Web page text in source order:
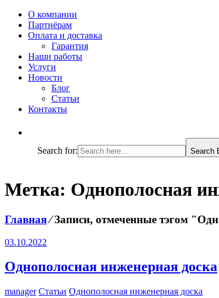
О компании
Партнёрам
Оплата и доставка
Гарантия
Наши работы
Услуги
Новости
Блог
Статьи
Контакты
Search for: Search
Метка: Однополосная
Главная⁄Записи, отмеченные тэгом
03.10.2022
Однополосная инженерная доска
manager Статьи Однополосная инженерная доска